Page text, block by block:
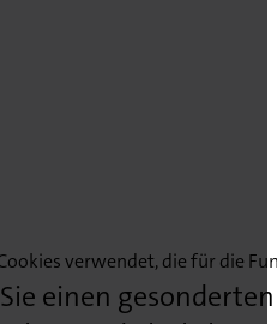
verwendet, die für die
einen